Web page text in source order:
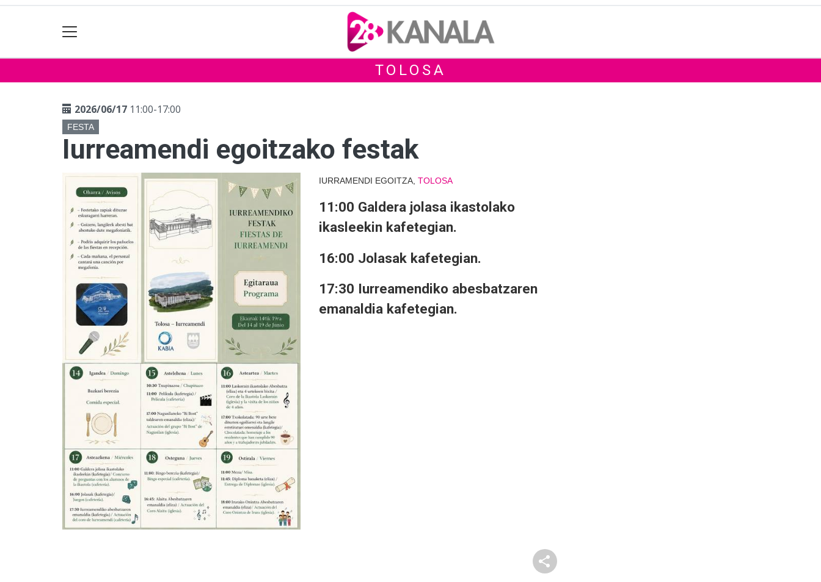
TOLOSA
2026/06/17 11:00-17:00
FESTA
Iurreamendi egoitzako festak
IURRAMENDI EGOITZA, TOLOSA
11:00 Galdera jolasa ikastolako
ikasleekin kafetegian.
16:00 Jolasak kafetegian.
17:30 Iurreamendiko abesbatzaren
emanaldia kafetegian.